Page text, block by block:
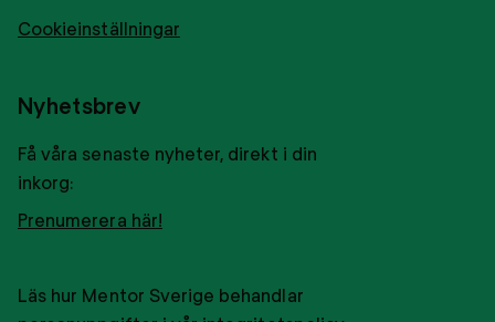
Cookieinställningar
Nyhetsbrev
Få våra senaste nyheter, direkt i din
inkorg:
Prenumerera här!
Läs hur Mentor Sverige behandlar